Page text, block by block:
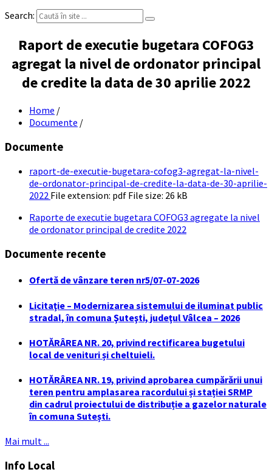
Search:
Raport de executie bugetara COFOG3
agregat la nivel de ordonator principal
de credite la data de 30 aprilie 2022
Home /
Documente /
Documente
raport-de-executie-bugetara-cofog3-agregat-la-nivel-
de-ordonator-principal-de-credite-la-data-de-30-aprilie-
2022 File extension: pdf File size: 26 kB
Raporte de executie bugetara COFOG3 agregate la nivel
de ordonator principal de credite 2022
Documente recente
Ofertă de vânzare teren nr5/07-07-2026
Licitaţie – Modernizarea sistemului de iluminat public
stradal, în comuna Şuteşti, judeţul Vâlcea – 2026
HOTĂRÂREA NR. 20, privind rectificarea bugetului
local de venituri și cheltuieli.
HOTĂRÂREA NR. 19, privind aprobarea cumpărării unui
teren pentru amplasarea racordului și stației SRMP
din cadrul proiectului de distribuție a gazelor naturale
în comuna Sutești.
Mai mult ...
Info Local